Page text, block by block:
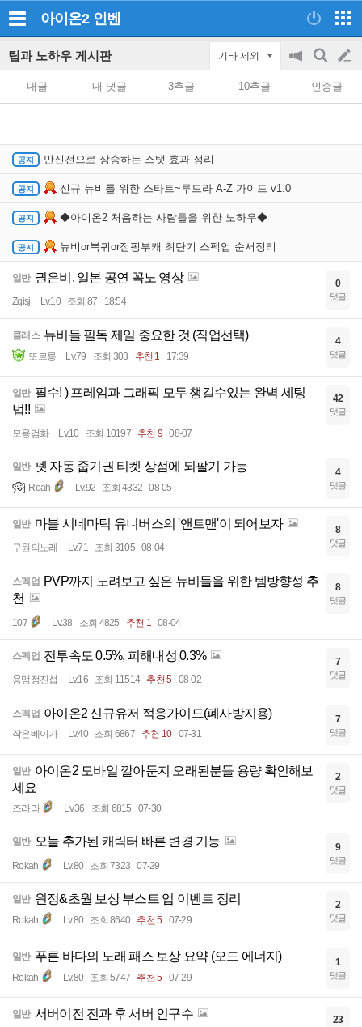
아이온2 인벤
팁과 노하우 게시판 기타 제외
공
on/off
검
색
글
쓰
내글 내 댓글 3추글 10추글 인증글
만신전으로 상승하는 스탯 효과 정리
신규 뉴비를 위한 스타트~루드라 A-Z 가이드 v1.0
◆아이온2 처음하는 사람들을 위한 노하우◆
뉴비or복귀or점핑부캐 최단기 스펙업 순서정리
일반 권은비, 일본 공연 꼭노 영상
Zqisj Lv.10 조회 87 18:54
0
댓글
클래스 뉴비들 필독 제일 중요한 것 (직업선택)
또르릉 Lv.79 조회 303 추천 1 17:39
4
댓글
일반 필수! ) 프레임과 그래픽 모두 챙길수있는 완벽 세팅
법!!
모용검화 Lv.10 조회 10197 추천 9 08-07
42
댓글
일반 펫 자동 줍기권 티켓 상점에 되팔기 가능
Roah Lv.92 조회 4332 08-05
4
댓글
일반 마블 시네마틱 유니버스의 '앤트맨'이 되어보자
구원의노래 Lv.71 조회 3105 08-04
8
댓글
스펙업
PVP까지 노려보고 싶은 뉴비들을 위한 템방향성 추
천
107 Lv.38 조회 4825 추천 1 08-04
8
댓글
스펙업 전투속도 0.5%, 피해내성 0.3%
용맹정진섭 Lv.16 조회 11514 추천 5 08-02
7
댓글
스펙업 아이온2 신규유저 적응가이드(폐사방지용)
작은베이가 Lv.40 조회 6867 추천 10 07-31
7
댓글
일반 아이온2 모바일 깔아둔지 오래된분들 용량 확인해보
세요
즈라라 Lv.36 조회 6815 07-30
2
댓글
일반 오늘 추가된 캐릭터 빠른 변경 기능
Rokah Lv.80 조회 7323 07-29
9
댓글
일반 원정&초월 보상 부스트 업 이벤트 정리
Rokah Lv.80 조회 8640 추천 5 07-29
2
댓글
일반 푸른 바다의 노래 패스 보상 요약 (오드 에너지)
Rokah Lv.80 조회 5747 추천 5 07-29
1
댓글
일반 서버이전 전과 후 서버 인구수 23